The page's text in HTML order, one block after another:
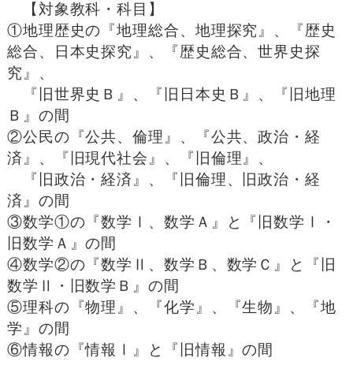
【対象教科・科目】
①地理歴史の『地理総合、地理探究』、『歴史
総合、日本史探究』、『歴史総合、世界史探
究』、
『旧世界史Ｂ』、『旧日本史Ｂ』、『旧地理
Ｂ』の間
②公民の『公共、倫理』、『公共、政治・経
済』、『旧現代社会』、『旧倫理』、
『旧政治・経済』、『旧倫理、旧政治・経
済』の間
③数学①の『数学Ⅰ、数学Ａ』と『旧数学Ⅰ・
旧数学Ａ』の間
④数学②の『数学Ⅱ、数学Ｂ、数学Ｃ』と『旧
数学Ⅱ・旧数学Ｂ』の間
⑤理科の『物理』、『化学』、『生物』、『地
学』の間
⑥情報の『情報Ⅰ』と『旧情報』の間